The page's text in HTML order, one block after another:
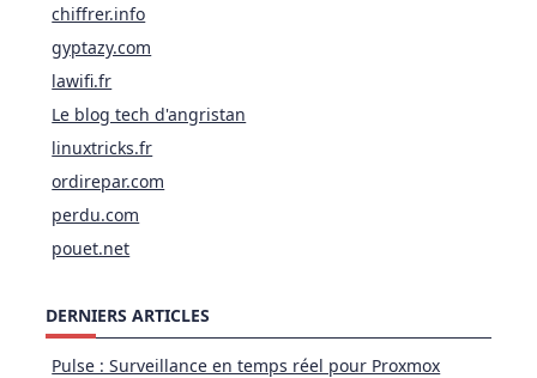
chiffrer.info
gyptazy.com
lawifi.fr
Le blog tech d'angristan
linuxtricks.fr
ordirepar.com
perdu.com
pouet.net
DERNIERS ARTICLES
Pulse : Surveillance en temps réel pour Proxmox